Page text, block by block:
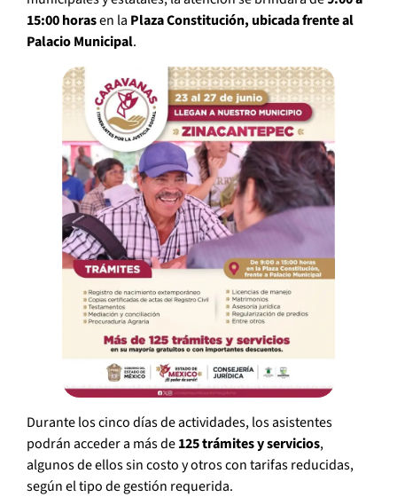
15:00 horasen la Plaza Constitución, ubicada frente al
Palacio Municipal.
Durante los cinco días de actividades, los asistentes
podrán acceder a más de125 trámites y servicios,
algunos de ellos sin costo y otros con tarifas reducidas,
según el tipo de gestión requerida.